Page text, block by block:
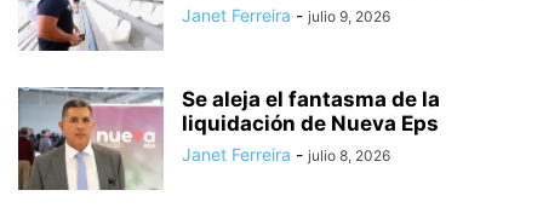
Janet Ferreira - julio 9, 2026
Se aleja el fantasma de la
liquidación de Nueva Eps
Janet Ferreira - julio 8, 2026